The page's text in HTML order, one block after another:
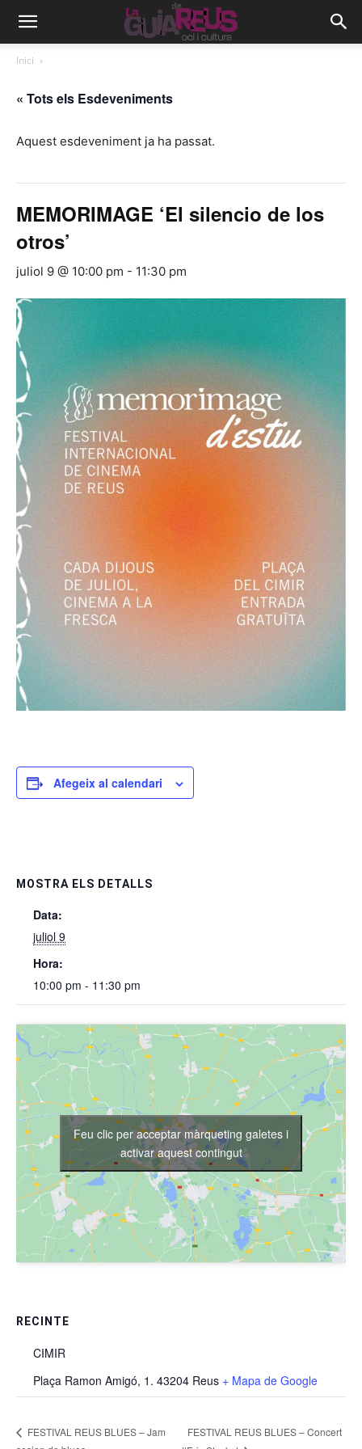
Inici
« Tots els Esdeveniments
Aquest esdeveniment ja ha passat.
MEMORIMAGE ‘El silencio de los
otros’
juliol 9 @ 10:00 pm - 11:30 pm
Afegeix al calendari
MOSTRA ELS DETALLS
Data:
juliol 9
Hora:
10:00 pm - 11:30 pm
RECINTE
CIMIR
Plaça Ramon Amigó, 1. 43204 Reus + Mapa de Google
Feu clic per acceptar màrqueting galetes i
activar aquest contingut
FESTIVAL REUS BLUES – Jam
FESTIVAL REUS BLUES – Concert